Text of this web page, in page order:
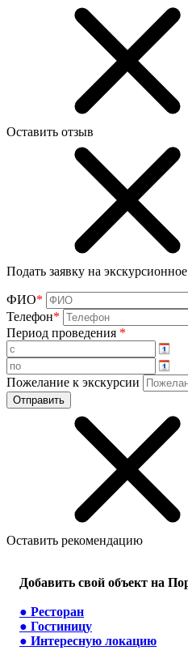
Оставить отзыв
Подать заявку на
ФИО*
Телефон*
Период проведения *
Пожелание к экскурсии
Оставить рекомендацию
Добавить свой объект на
● Ресторан
● Гостиницу
● Интересную локацию